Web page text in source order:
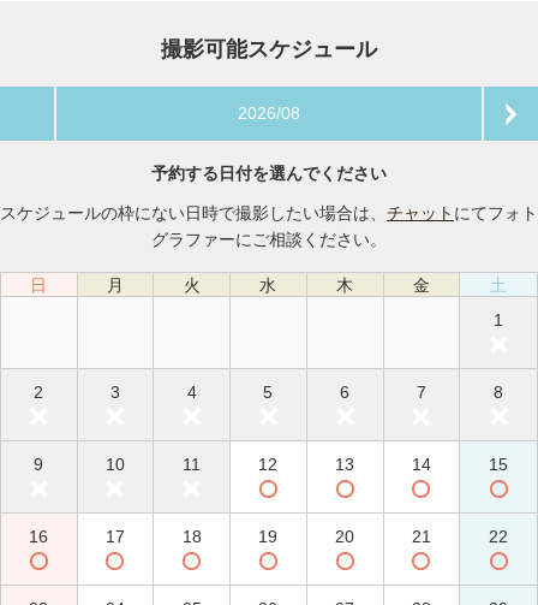
撮影可能スケジュール
2026/08
予約する日付を選んでください
スケジュールの枠にない日時で撮影したい場合は、 チャット にてフォト
グラファーにご相談ください。
日 月 火 水 木 金
土
1
2 3 4 5 6 7 8
9 10 11 12 13 14 15
16 17 18 19 20 21 22